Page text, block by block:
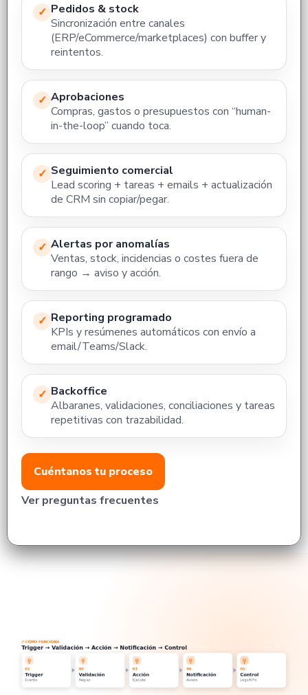
✓ Pedidos & stock
Sincronización entre canales
(ERP/eCommerce/marketplaces) con buffer y
reintentos.
✓ Aprobaciones
Compras, gastos o presupuestos con “human-
in-the-loop” cuando toca.
✓ Seguimiento comercial
Lead scoring + tareas + emails + actualización
de CRM sin copiar/pegar.
✓ Alertas por anomalías
Ventas, stock, incidencias o costes fuera de
rango → aviso y acción.
✓ Reporting programado
KPIs y resúmenes automáticos con envío a
email/Teams/Slack.
✓ Backoffice
Albaranes, validaciones, conciliaciones y tareas
repetitivas con trazabilidad.
Cuéntanos tu proceso
Ver preguntas frecuentes